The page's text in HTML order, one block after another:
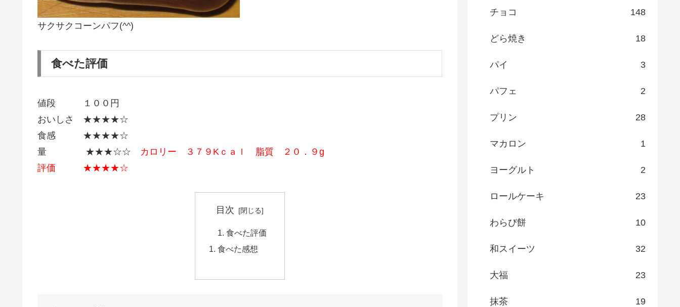
サクサクコーンパフ(^^)
食べた評価
値段 １００円
おいしさ ★★★★☆
食感 ★★★★☆
量 ★★★☆☆ カロリー ３７９Kｃａｌ 脂質 ２０．９g
評価 ★★★★☆
目次
食べた評価
食べた感想
チョコ 148
どら焼き 18
パイ 3
パフェ 2
プリン 28
マカロン 1
ヨーグルト 2
ロールケーキ 23
わらび餅 10
和スイーツ 32
大福 23
抹茶 19